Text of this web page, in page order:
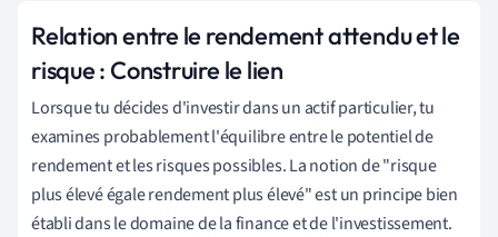
Relation entre le rendement attendu et le
risque : Construire le lien
Lorsque tu décides d'investir dans un actif particulier, tu
examines probablement l'équilibre entre le potentiel de
rendement et les risques possibles. La notion de "risque
plus élevé égale rendement plus élevé" est un principe bien
établi dans le domaine de la finance et de l'investissement.